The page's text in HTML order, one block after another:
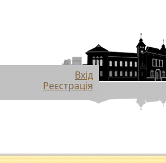
Вхід
Реєстрація